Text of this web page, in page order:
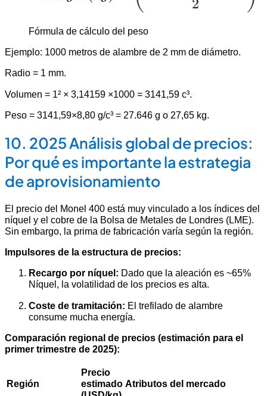
Fórmula de cálculo del peso
Ejemplo: 1000 metros de alambre de 2 mm de diámetro.
Radio = 1 mm.
Volumen = 1² × 3,14159 ×1000 = 3141,59 c³.
Peso = 3141,59×8,80 g/c³ = 27.646 g o 27,65 kg.
10. 2025 Análisis global de precios:
Por qué es importante la estrategia
de aprovisionamiento
El precio del Monel 400 está muy vinculado a los índices del
níquel y el cobre de la Bolsa de Metales de Londres (LME).
Sin embargo, la prima de fabricación varía según la región.
Impulsores de la estructura de precios:
Recargo por níquel: Dado que la aleación es ~65%
Níquel, la volatilidad de los precios es alta.
Coste de tramitación: El trefilado de alambre
consume mucha energía.
Comparación regional de precios (estimación para el
primer trimestre de 2025):
Región
Precio
estimado Atributos del mercado